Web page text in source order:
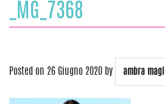
CAPPELLI INVERNALI DONNA
_MG_7368
Posted on 26 Giugno 2020 by ambra magi